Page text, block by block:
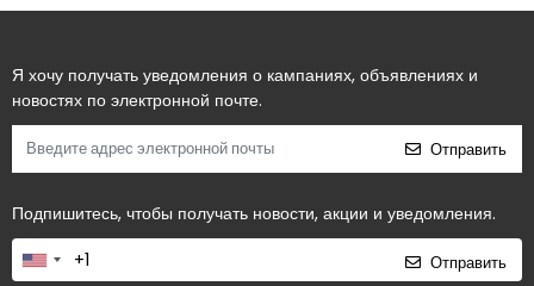
Я хочу получать уведомления о кампаниях, объявлениях и
новостях по электронной почте.
Отправить
Подпишитесь, чтобы получать новости, акции и уведомления.
Отправить